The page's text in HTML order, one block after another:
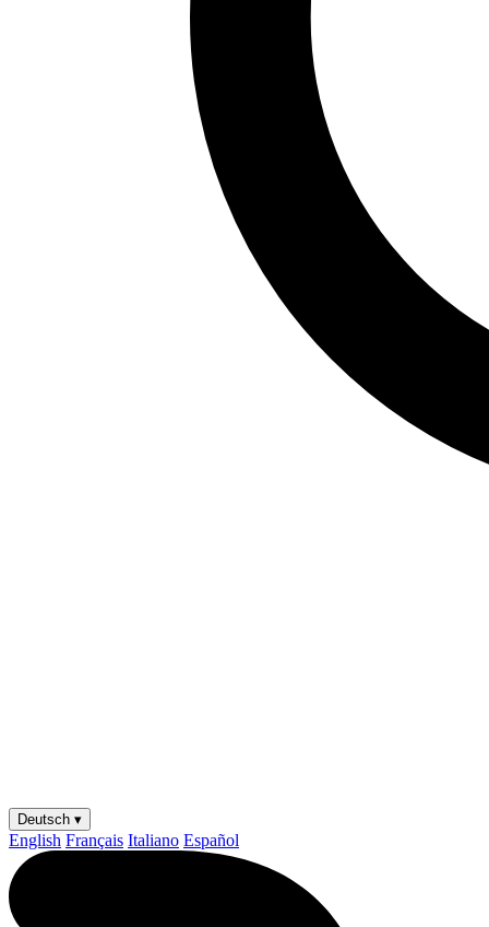
Deutsch ▾
English Français Italiano Español